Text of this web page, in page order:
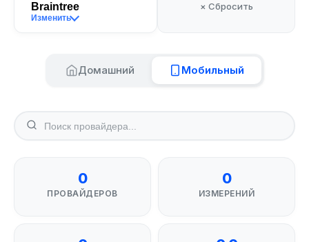
Braintree
Изменить
× Сбросить
Домашний Мобильный
0
ПРОВАЙДЕРОВ
0
ИЗМЕРЕНИЙ